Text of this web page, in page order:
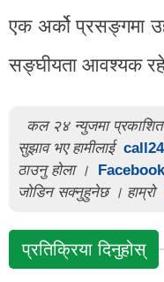
एक अर्को प्रसङ्गमा
सङ्घीयता आवश्यक
कल २४ न्युजमा
सुझाव भए हामीलाई
ठाउनु होला ।
Facebook
जोडिन सक्नुहुनेछ । हाम्रो
प्रतिक्रिया दिनुहोस्